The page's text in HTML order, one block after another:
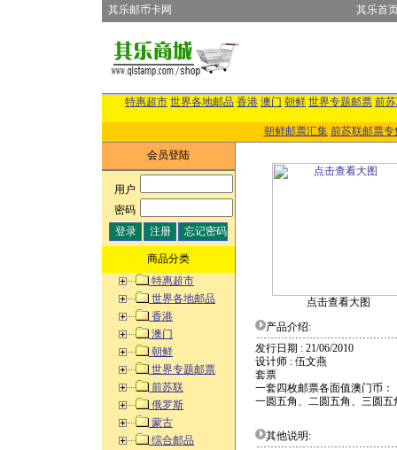
其乐邮币卡网 其乐首
特惠超市 世界各地邮品 香港 澳门 朝鲜 世界专题邮票 前
朝鲜邮票汇集 前苏联邮票专
会员登陆
用户:
密码:
商品分类
特惠超市
世界各地邮品
香港
澳门
朝鲜
世界专题邮票
前苏联
俄罗斯
蒙古
综合邮品
点击查看大图
产品介绍:
发行日期 : 21/06/2010
设计师 : 伍文燕
套票
一套四枚邮票各面值澳门币：
一圆五角、二圆五角、三圆五
其他说明: